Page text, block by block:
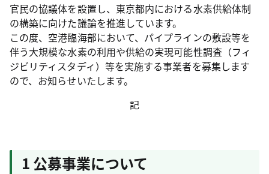
官民の協議体を設置し、東京都内における水素供給体制
の構築に向けた議論を推進しています。
この度、空港臨海部において、パイプラインの敷設等を
伴う大規模な水素の利用や供給の実現可能性調査（フィ
ジビリティスタディ）等を実施する事業者を募集します
ので、お知らせいたします。
記
1 公募事業について